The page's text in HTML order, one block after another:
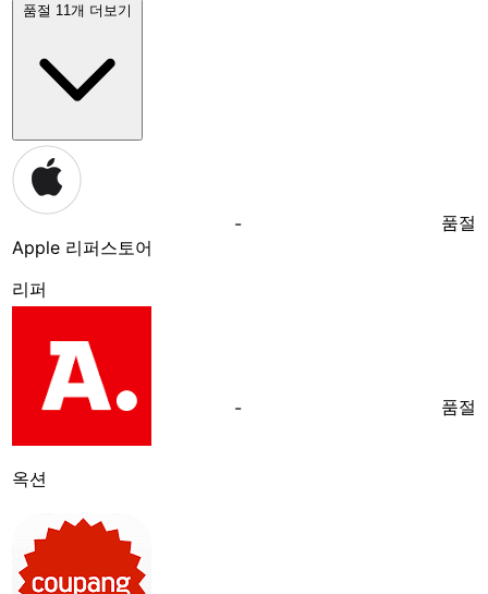
품절 11개 더보기
Apple 리퍼스토어
리퍼
- 품절
옥션
- 품절